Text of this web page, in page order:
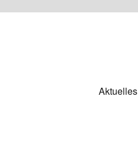
Aktuelles